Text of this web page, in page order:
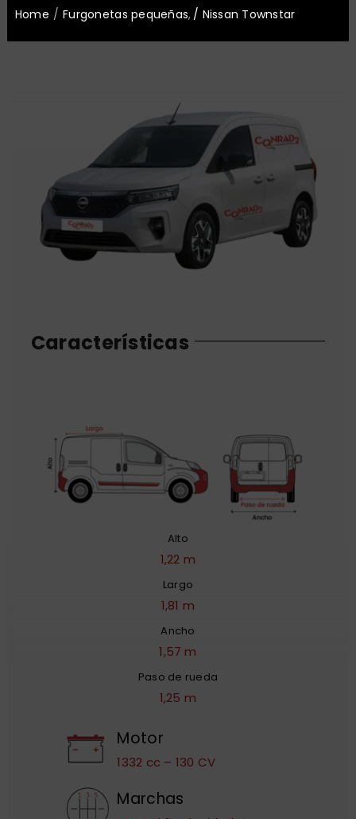
Home Furgonetas pequeñas Nissan Townstar
Nosotros
Contacto
Características
Alto
1,22 m
Largo
1,81 m
Ancho
1,57 m
Paso de rueda
1,25 m
Motor
1332 cc – 130 CV
Marchas